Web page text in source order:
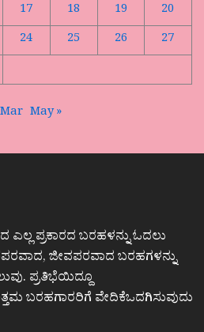
17 18 19
20
24 25 26
27
May »
ಪ್ರಕಾರದ ಬರಹಳನ್ನು ಓದಲು
ಜೀವಪರವಾದ ಬರಹಗಳನ್ನು
ಪ್ರತಿಭೆಯಿದ್ದೂ
ಬರಹಗಾರರಿಗೆ ವೇದಿಕೆಒದಗಿಸುವುದು